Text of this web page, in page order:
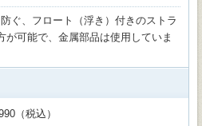
ぐ、フロート（浮き）付きのストラ
が可能で、金属部品は使用していま
（税込）